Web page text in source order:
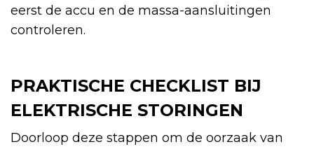
eerst de accu en de massa-aansluitingen
controleren.
PRAKTISCHE CHECKLIST BIJ
ELEKTRISCHE STORINGEN
Doorloop deze stappen om de oorzaak van